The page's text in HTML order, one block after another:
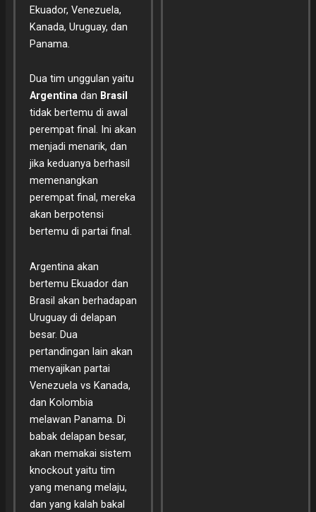
Ekuador, Venezuela,
Kanada, Uruguay, dan
Panama.
Dua tim unggulan yaitu
Argentinadan Brasil
tidak bertemu di awal
perempat final. Ini akan
menjadi menarik, dan
jika keduanya berhasil
memenangkan
perempat final, mereka
akan berpotensi
bertemu di partai final.
Argentina akan
bertemu Ekuador dan
Brasil akan berhadapan
Uruguay di delapan
besar. Dua
pertandingan lain akan
menyajikan partai
Venezuela vs Kanada,
dan Kolombia
melawan Panama. Di
babak delapan besar,
akan memakai sistem
knockout yaitu tim
yang menang melaju,
dan yang kalah bakal